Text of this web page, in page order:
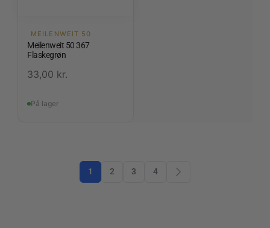
MEILENWEIT 50
Meilenweit 50 367
Flaskegrøn
33,00 kr.
På lager
1 2 3 4